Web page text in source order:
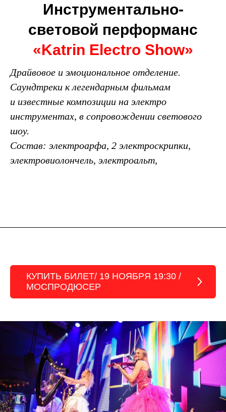
Инструментально-
световой перформанс
«Katrin Electro Show»
Драйвовое и эмоциональное отделение.
Саундтреки к легендарным фильмам
и известные композиции на электро
инструментах, в сопровождении светового
шоу.
Состав: электроарфа, 2 электроскрипки,
электровиолончель, электроальт,
КУПИТЬ БИЛЕТ/ 19 НОЯБРЯ 19:30 /
МОСПРОДЮСЕР